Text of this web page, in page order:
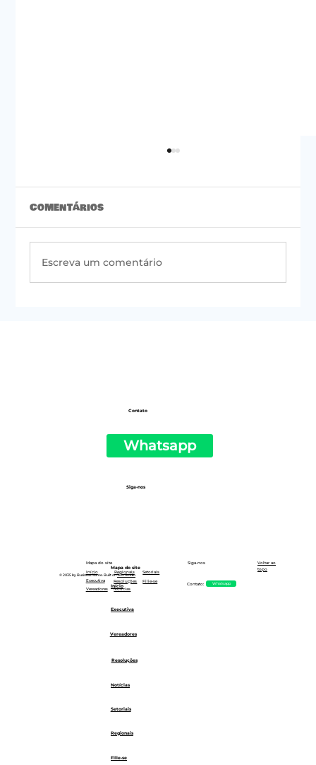
Comentários
Escreva um comentário
© 2035 by Business Name. Built onWix Studio
Mapa do site
Início Regionais
Setoriais
Executiva
Resoluções
Filie-se
Vereadores
Notícias
Siga-nos
Contato: Whatsapp
Voltar ao
topo
Executiva
Início
Mapa do site
Vereadores
Regionais
Notícias
Filie-se
Resoluções
Setoriais
Contato
Whatsapp
Siga-nos